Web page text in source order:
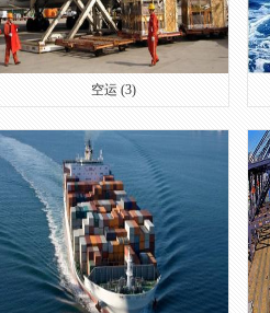
空运 (3)